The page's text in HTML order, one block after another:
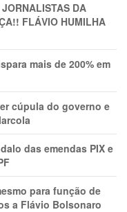
DA
FLÁVIO HUMILHA
mais de 200% em
cúpula do governo e
das emendas PIX e
para função de
a Flávio Bolsonaro